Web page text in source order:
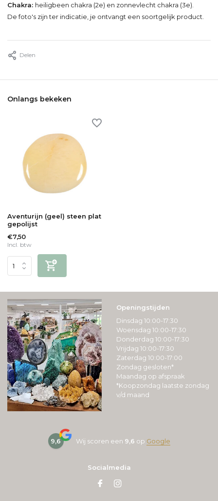
Chakra: heiligbeen chakra (2e) en zonnevlecht chakra (3e).
De foto's zijn ter indicatie, je ontvangt een soortgelijk product.
Delen
Onlangs bekeken
Aventurijn (geel) steen plat
gepolijst
€7,50
Incl. btw
Openingstijden
Dinsdag 10:00-17:30
Woensdag 10:00-17:30
Donderdag 10:00-17:30
Vrijdag 10:00-17:30
Zaterdag 10:00-17:00
Zondag gesloten*
Maandag op afspraak
*Koopzondag laatste zondag
v/d maand
9,6 Wij scoren een 9,6 op Google
Socialmedia